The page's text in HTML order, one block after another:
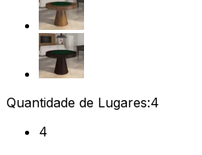
Quantidade de Lugares:4
4